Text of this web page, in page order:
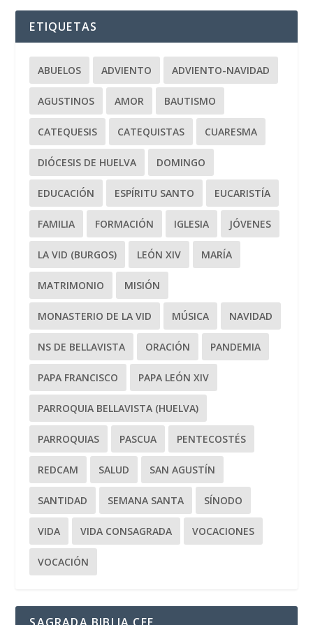
ETIQUETAS
ABUELOS ADVIENTO ADVIENTO-NAVIDAD
AGUSTINOS AMOR BAUTISMO
CATEQUESIS CATEQUISTAS CUARESMA
DIÓCESIS DE HUELVA DOMINGO
EDUCACIÓN ESPÍRITU SANTO EUCARISTÍA
FAMILIA FORMACIÓN IGLESIA JÓVENES
LA VID (BURGOS) LEÓN XIV MARÍA
MATRIMONIO MISIÓN
MONASTERIO DE LA VID MÚSICA NAVIDAD
NS DE BELLAVISTA ORACIÓN PANDEMIA
PAPA FRANCISCO PAPA LEÓN XIV
PARROQUIA BELLAVISTA (HUELVA)
PARROQUIAS PASCUA PENTECOSTÉS
REDCAM SALUD SAN AGUSTÍN
SANTIDAD SEMANA SANTA SÍNODO
VIDA VIDA CONSAGRADA VOCACIONES
VOCACIÓN